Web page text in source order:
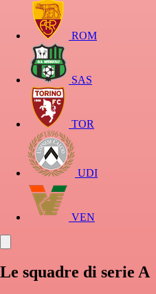
ROM
SAS
TOR
UDI
VEN
Le squadre di serie A